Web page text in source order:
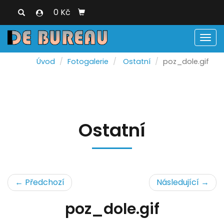
0 Kč
Úvod Fotogalerie Ostatní poz_dole.gif
Ostatní
← Předchozí Následující →
poz_dole.gif